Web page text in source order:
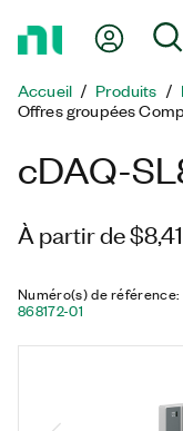
page
d’accueil
Mon
Accueil Produits
Offres groupées
cDAQ-
À partir de
Numéro(s) de référence:
868172-01